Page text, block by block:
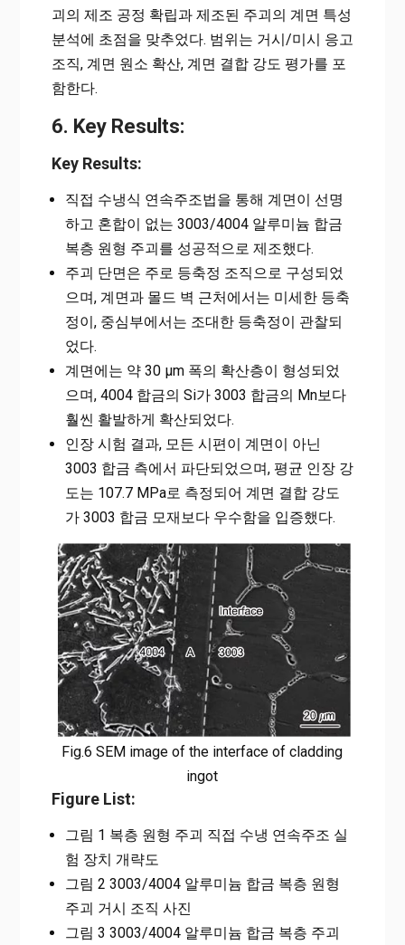
괴의 제조 공정 확립과 제조된 주괴의 계면 특성
분석에 초점을 맞추었다. 범위는 거시/미시 응고
조직, 계면 원소 확산, 계면 결합 강도 평가를 포
함한다.
6. Key Results:
Key Results:
직접 수냉식 연속주조법을 통해 계면이 선명
하고 혼합이 없는 3003/4004 알루미늄 합금
복층 원형 주괴를 성공적으로 제조했다.
주괴 단면은 주로 등축정 조직으로 구성되었
으며, 계면과 몰드 벽 근처에서는 미세한 등축
정이, 중심부에서는 조대한 등축정이 관찰되
었다.
계면에는 약 30 µm 폭의 확산층이 형성되었
으며, 4004 합금의 Si가 3003 합금의 Mn보다
훨씬 활발하게 확산되었다.
인장 시험 결과, 모든 시편이 계면이 아닌
3003 합금 측에서 파단되었으며, 평균 인장 강
도는 107.7 MPa로 측정되어 계면 결합 강도
가 3003 합금 모재보다 우수함을 입증했다.
Fig.6 SEM image of the interface of cladding
ingot
Figure List:
그림 1 복층 원형 주괴 직접 수냉 연속주조 실
험 장치 개략도
그림 2 3003/4004 알루미늄 합금 복층 원형
주괴 거시 조직 사진
그림 3 3003/4004 알루미늄 합금 복층 주괴